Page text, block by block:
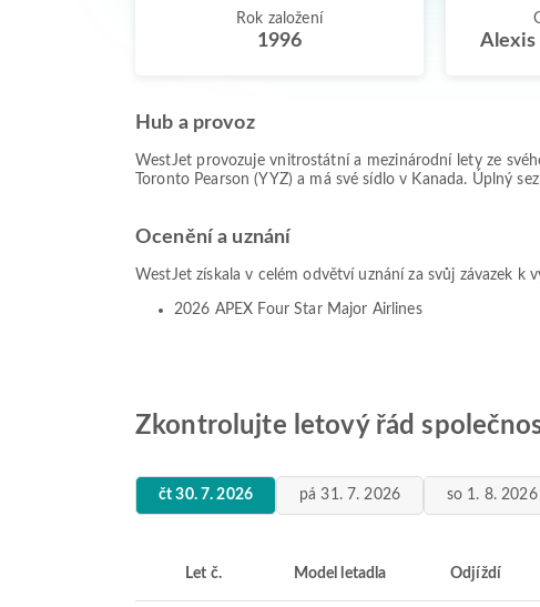
Rok založení
1996 Alexis
Hub a provoz
WestJet provozuje vnitrostátní a mezinárodní lety ze
Toronto Pearson (YYZ) a má své sídlo v Kanada. Úplný
Ocenění a uznání
WestJet získala v celém odvětví uznání za svůj závazek
2026 APEX Four Star Major Airlines
Zkontrolujte letový řád
čt 30. 7. 2026 pá 31. 7. 2026 so 1. 8. 2026
Let č. Model letadla Odjíždí